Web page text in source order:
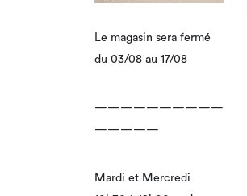
Le magasin sera fermé
du 03/08 au 17/08
——————————
—————
Mardi et Mercredi